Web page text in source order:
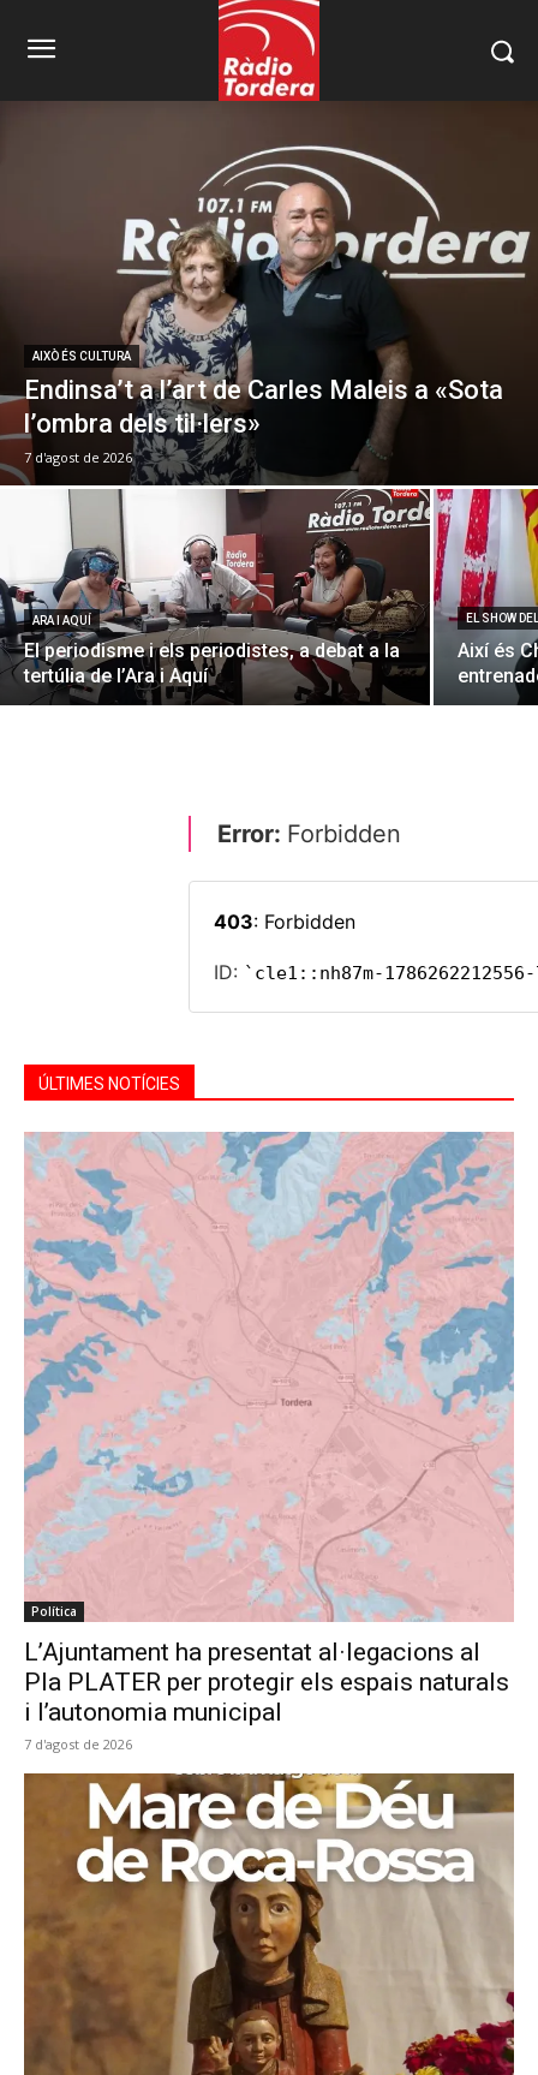
AIXÒ ÉS CULTURA
Endinsa’t a l’art de Carles Maleis a «Sota
l’ombra dels til·lers»
7 d'agost de 2026
ARA I AQUÍ
El periodisme i els periodistes, a debat a la
tertúlia de l’Ara i Aquí
EL SHOW
Així és
ÚLTIMES NOTÍCIES
Política
L’Ajuntament ha presentat al·legacions al
Pla PLATER per protegir els espais naturals
i l’autonomia municipal
7 d'agost de 2026